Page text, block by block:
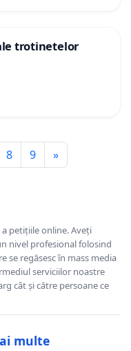
trotinetelor
8 9 »
petițiile online. Aveți
nivel profesional folosind
se regăsesc în mass media
serviciilor noastre
cât și către persoane ce
multe